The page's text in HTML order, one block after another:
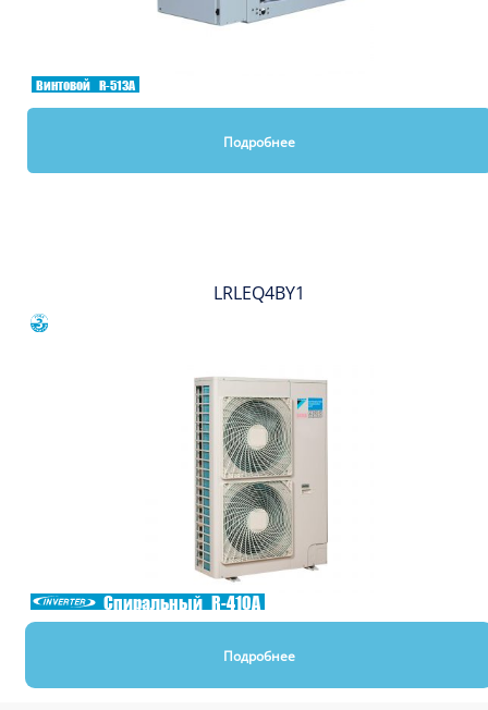
Винтовой R-513A
Подробнее
LRLEQ4BY1
Спиральный R-410A
Подробнее